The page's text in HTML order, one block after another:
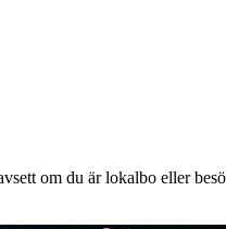
om du är lokalbo eller